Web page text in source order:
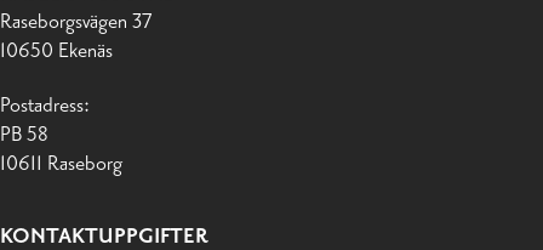
Raseborgsvägen 37
10650 Ekenäs
Postadress:
PB 58
10611 Raseborg
KONTAKTUPPGIFTER